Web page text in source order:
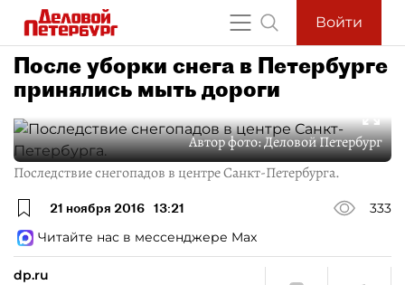
Войти
После уборки снега в Петербурге
принялись мыть дороги
Автор фото:Деловой Петербург
Последствие снегопадов в центре Санкт-Петербурга.
21 ноября 2016 13:21
333
Читайте нас в мессенджере Max
dp.ru